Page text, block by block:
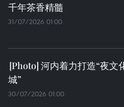
千年茶香精髓
31/07/2026 01:00
河内着力打造“夜文
城”
30/07/2026 01:00